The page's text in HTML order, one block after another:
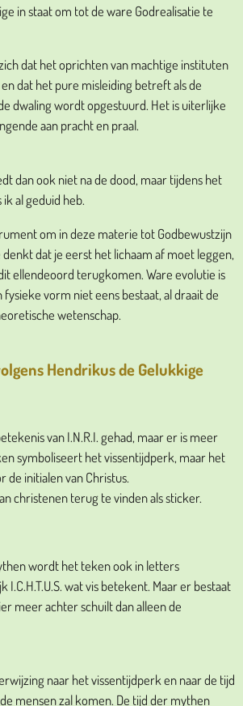
in staat om tot de ware Godrealisatie te
dat het oprichten van machtige instituten
dat het pure misleiding betreft als de
dwaling wordt opgestuurd. Het is uiterlijke
aan pracht en praal.
dan ook niet na de dood, maar tijdens het
ik al geduid heb.
om in deze materie tot Godbewustzijn
dat je eerst het lichaam af moet leggen,
ellendeoord terugkomen. Ware evolutie is
vorm niet eens bestaat, al draait de
wetenschap.
Hendrikus de Gelukkige
van I.N.R.I. gehad, maar er is meer
symboliseert het vissentijdperk, maar het
de initialen van Christus.
christenen terug te vinden als sticker.
wordt het teken ook in letters
wat vis betekent. Maar er bestaat
meer achter schuilt dan alleen de
naar het vissentijdperk en naar de tijd
mensen zal komen. De tijd der mythen